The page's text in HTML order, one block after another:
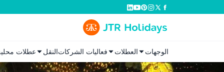
الوجهات العطلات فعاليات الشركاتالنقل عطلات